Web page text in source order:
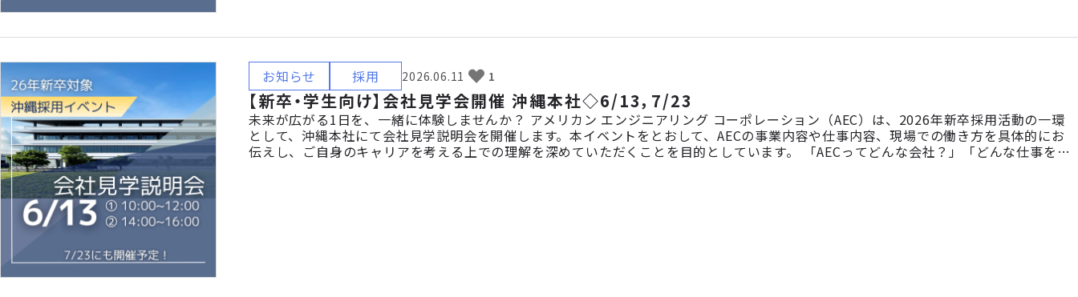
お知らせ 採用 2026.06.11 1
【新卒・学生向け】会社見学会開催 沖縄本社◇6/13，7/23
未来が広がる1日を、一緒に体験しませんか？ アメリカン エンジニアリング コーポレーション（AEC）は、2026年新卒採用活動の一環
として、沖縄本社にて会社見学説明会を開催します。本イベントをとおして、AECの事業内容や仕事内容、現場での働き方を具体的にお
伝えし、ご自身のキャリアを考える上での理解を深めていただくことを目的としています。 「AECってどんな会社？」「どんな仕事をし